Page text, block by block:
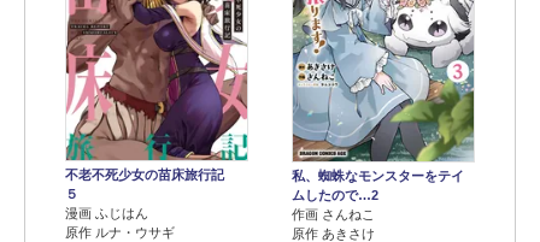
不老不死少女の苗床旅行記
５
漫画 ふじはん
原作 ルナ・ウサギ
私、蜘蛛なモンスターをテイ
ムしたので…2
作画 さんねこ
原作 あきさけ